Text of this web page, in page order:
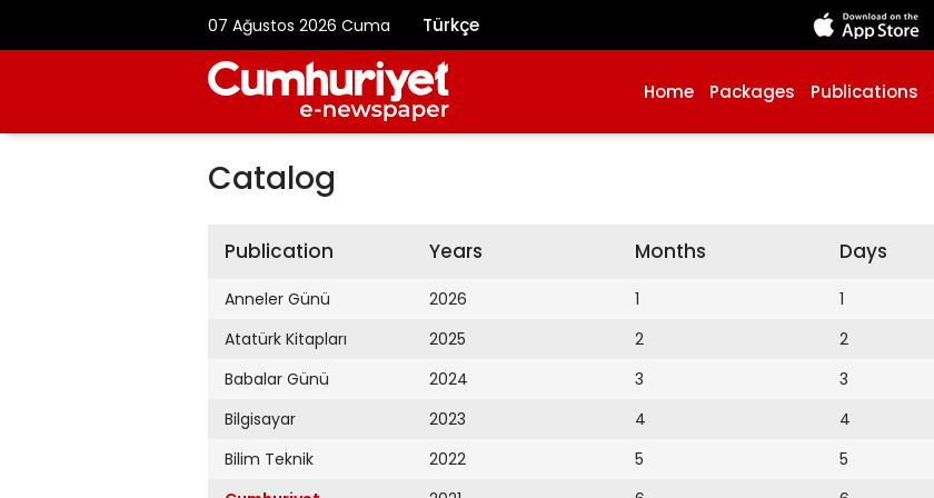
07 Ağustos 2026 Cuma Türkçe
Home Packages Publications
Catalog
Publication
Anneler Günü
Atatürk Kitapları
Babalar Günü
Bilgisayar
Bilim Teknik
Years
2026
2025
2024
2023
2022
Months
1
2
3
4
5
Days
1
2
3
4
5